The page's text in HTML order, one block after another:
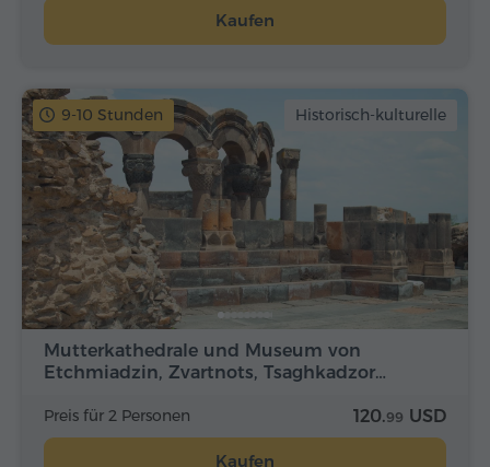
Kaufen
9-10 Stunden Historisch-kulturelle
Mutterkathedrale und Museum von
Etchmiadzin, Zvartnots, Tsaghkadzor…
Preis für 2 Personen 120.99 USD
Kaufen